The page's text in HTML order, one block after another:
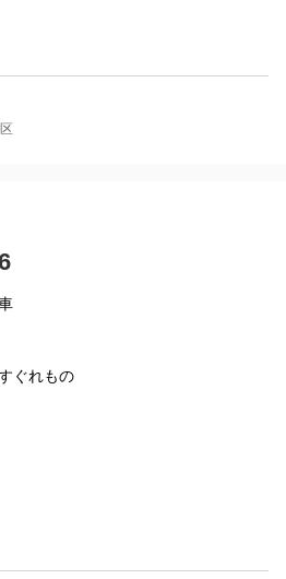
ぐれもの